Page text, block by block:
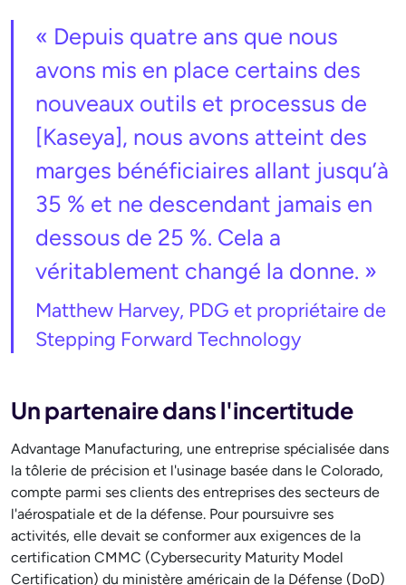
« Depuis quatre ans que nous
avons mis en place certains des
nouveaux outils et processus de
[Kaseya], nous avons atteint des
marges bénéficiaires allant jusqu’à
35 % et ne descendant jamais en
dessous de 25 %. Cela a
véritablement changé la donne. »
Matthew Harvey, PDG et propriétaire de
Stepping Forward Technology
Un partenaire dans l'incertitude
Advantage Manufacturing, une entreprise spécialisée dans
la tôlerie de précision et l'usinage basée dans le Colorado,
compte parmi ses clients des entreprises des secteurs de
l'aérospatiale et de la défense. Pour poursuivre ses
activités, elle devait se conformer aux exigences de la
certification CMMC (Cybersecurity Maturity Model
Certification) du ministère américain de la Défense (DoD)